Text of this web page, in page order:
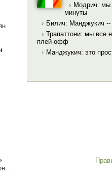
› Модрич: мы
минуты
› Билич: Манджукич --
› Трапаттони: мы все
плей-офф
› Манджукич: это